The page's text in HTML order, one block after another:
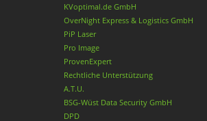
KVoptimal.de GmbH
OverNight Express & Logistics GmbH
PiP Laser
Pro Image
ProvenExpert
Rechtliche Unterstützung
A.T.U.
BSG-Wüst Data Security GmbH
DPD